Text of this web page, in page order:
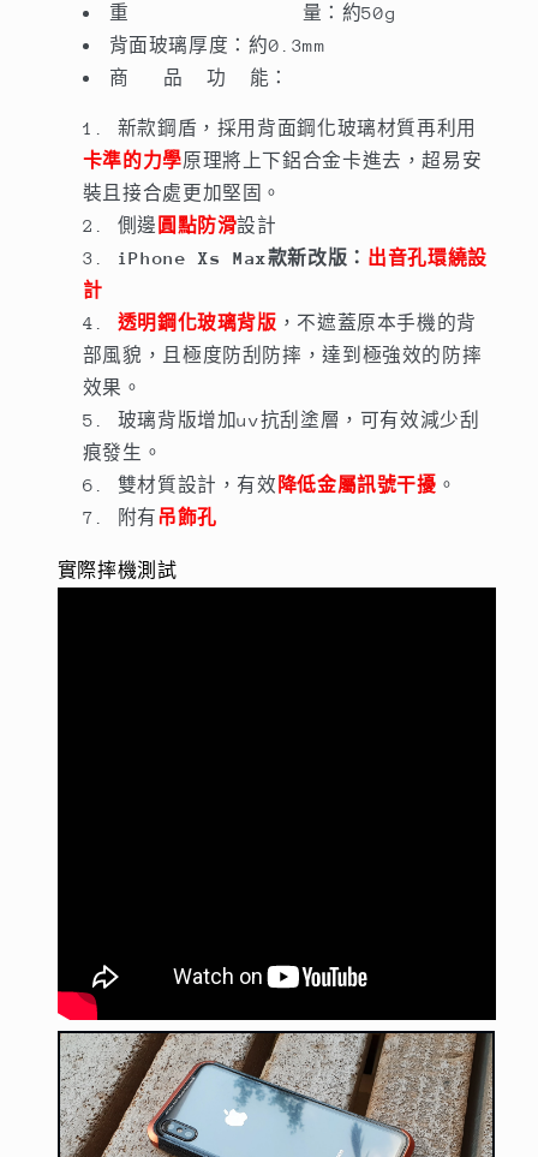
訊
號
無
阻
數
量
減
少
斷
金
訊
號
無
阻
數
增
加
重 量：約50g
背面玻璃厚度：約0.3mm
商 品 功 能：
新款鋼盾，採用背面鋼化玻璃材質再利用
卡準的力學原理將上下鋁合金卡進去，超易安
裝且接合處更加堅固。
側邊 圓點防滑設計
iPhone Xs Max款新改版： 出音孔環繞設
計
透明鋼化玻璃背版 ，不遮蓋原本手機的背
部風貌，且極度防刮防摔，達到極強效的防摔
效果。
玻璃背版增加uv抗刮塗層，可有效減少刮
痕發生。
雙材質設計，有效 降低金屬訊號干擾 。
附有吊飾孔
實際摔機測試